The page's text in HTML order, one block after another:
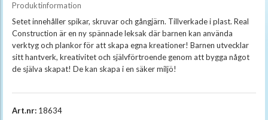
Produktinformation
Setet innehåller spikar, skruvar och gångjärn. Tillverkade i plast. Real
Construction är en ny spännade leksak där barnen kan använda
verktyg och plankor för att skapa egna kreationer! Barnen utvecklar
sitt hantverk, kreativitet och självförtroende genom att bygga något
de själva skapat! De kan skapa i en säker miljö!
Art.nr: 18634